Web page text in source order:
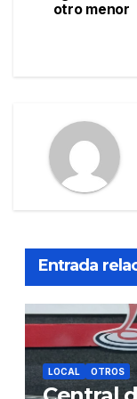
otro menor
Entrada
LOCAL OTROS